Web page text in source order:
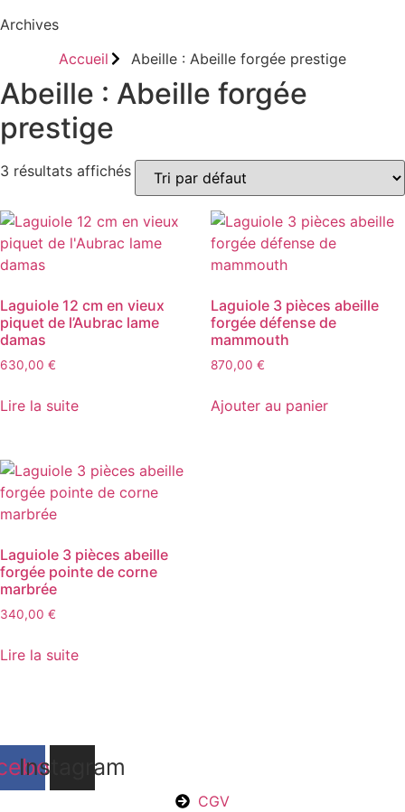
Archives
Accueil
Abeille : Abeille forgée prestige
Abeille : Abeille forgée
prestige
3 résultats affichés
Laguiole 12 cm en vieux
piquet de l’Aubrac lame
damas
630,00 €
Lire la suite
Laguiole 3 pièces abeille
forgée défense de
mammouth
870,00 €
Ajouter au panier
Laguiole 3 pièces abeille
forgée pointe de corne
marbrée
340,00 €
Lire la suite
Instagram
CGV